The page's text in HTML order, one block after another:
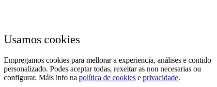
Usamos cookies
Empregamos cookies para mellorar a experiencia, análises e contido
personalizado. Podes aceptar todas, rexeitar as non necesarias ou
configurar. Máis info na política de cookies e privacidade.